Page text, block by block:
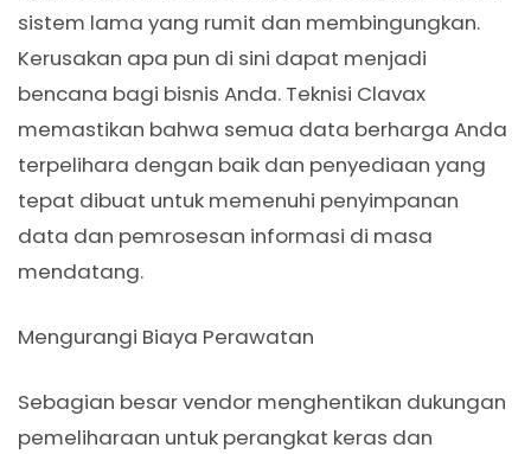
sistem lama yang rumit dan membingungkan.
Kerusakan apa pun di sini dapat menjadi
bencana bagi bisnis Anda. Teknisi Clavax
memastikan bahwa semua data berharga Anda
terpelihara dengan baik dan penyediaan yang
tepat dibuat untuk memenuhi penyimpanan
data dan pemrosesan informasi di masa
mendatang.
Mengurangi Biaya Perawatan
Sebagian besar vendor menghentikan dukungan
pemeliharaan untuk perangkat keras dan